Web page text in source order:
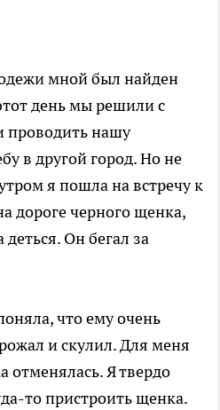
мной был найден
день мы решили с
проводить нашу
в другой город. Но не
я пошла на встречу к
дороге черного щенка,
Он бегал за
что ему очень
и скулил. Для меня
отменялась. Я твердо
то пристроить щенка.